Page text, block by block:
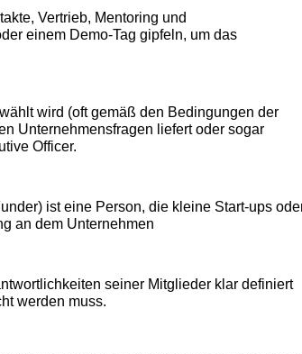
Vertrieb, Mentoring und
einem Demo-Tag gipfeln, um das
wird (oft gemäß den Bedingungen der
Unternehmensfragen liefert oder sogar
Officer.
ist eine Person, die kleine Start-ups
an dem Unternehmen
seiner Mitglieder klar definiert
werden muss.